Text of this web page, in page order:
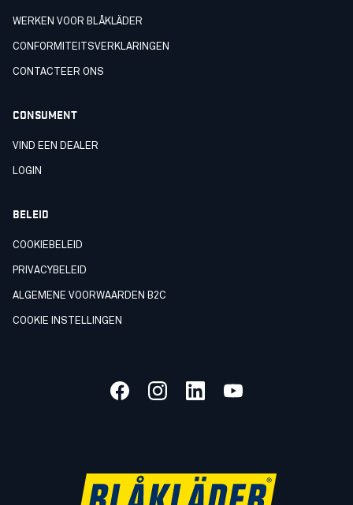
WERKEN VOOR BLÅKLÄDER
CONFORMITEITSVERKLARINGEN
CONTACTEER ONS
CONSUMENT
VIND EEN DEALER
LOGIN
BELEID
COOKIEBELEID
PRIVACYBELEID
ALGEMENE VOORWAARDEN B2C
COOKIE INSTELLINGEN